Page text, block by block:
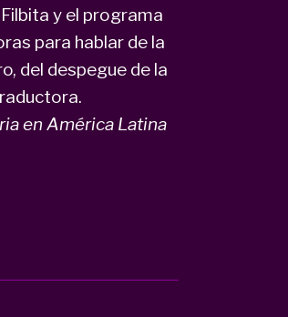
y el programa
para hablar de la
del despegue de la
en América Latina